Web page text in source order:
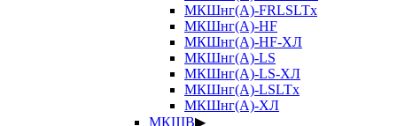
МКШнг(А)-FRLSLTx
МКШнг(А)-HF
МКШнг(А)-HF-ХЛ
МКШнг(А)-LS
МКШнг(А)-LS-ХЛ
МКШнг(А)-LSLTx
МКШнг(А)-ХЛ
МКШВ▶